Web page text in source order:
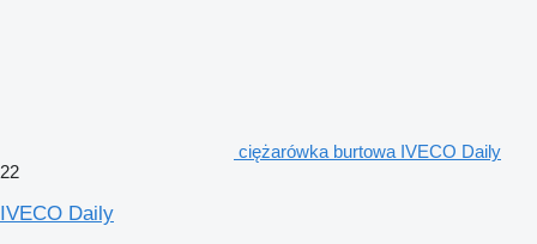
ciężarówka burtowa IVECO Daily
22
IVECO Daily